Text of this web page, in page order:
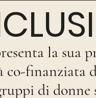
la sua
co-finanziata
di donne